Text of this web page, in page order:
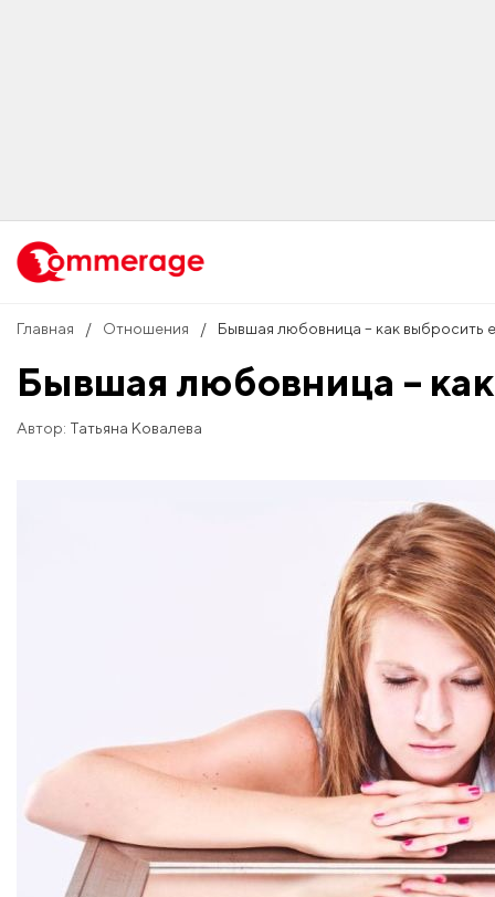
Главная Отношения ​Бывшая любовница – как выбросить
​Бывшая любовница –
Автор: Татьяна Ковалева